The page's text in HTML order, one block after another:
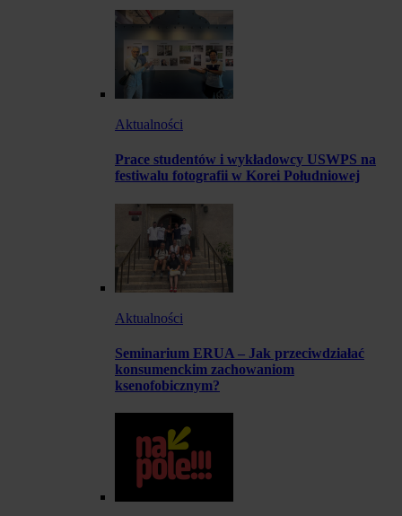
Aktualności
Prace studentów i wykładowcy USWPS na
festiwalu fotografii w Korei Południowej
Aktualności
Seminarium ERUA – Jak przeciwdziałać
konsumenckim zachowaniom
ksenofobicznym?